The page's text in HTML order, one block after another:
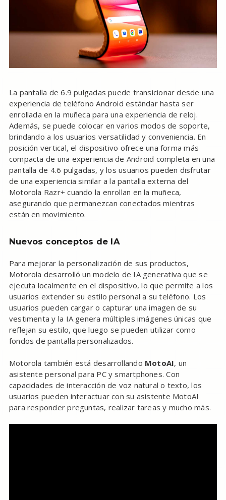
La pantalla de 6.9 pulgadas puede transicionar desde una
experiencia de teléfono Android estándar hasta ser
enrollada en la muñeca para una experiencia de reloj.
Además, se puede colocar en varios modos de soporte,
brindando a los usuarios versatilidad y conveniencia. En
posición vertical, el dispositivo ofrece una forma más
compacta de una experiencia de Android completa en una
pantalla de 4.6 pulgadas, y los usuarios pueden disfrutar
de una experiencia similar a la pantalla externa del
Motorola Razr+ cuando la enrollan en la muñeca,
asegurando que permanezcan conectados mientras
están en movimiento.
Nuevos conceptos de IA
Para mejorar la personalización de sus productos,
Motorola desarrolló un modelo de IA generativa que se
ejecuta localmente en el dispositivo, lo que permite a los
usuarios extender su estilo personal a su teléfono. Los
usuarios pueden cargar o capturar una imagen de su
vestimenta y la IA genera múltiples imágenes únicas que
reflejan su estilo, que luego se pueden utilizar como
fondos de pantalla personalizados.
Motorola también está desarrollando MotoAI, un
asistente personal para PC y smartphones. Con
capacidades de interacción de voz natural o texto, los
usuarios pueden interactuar con su asistente MotoAI
para responder preguntas, realizar tareas y mucho más.